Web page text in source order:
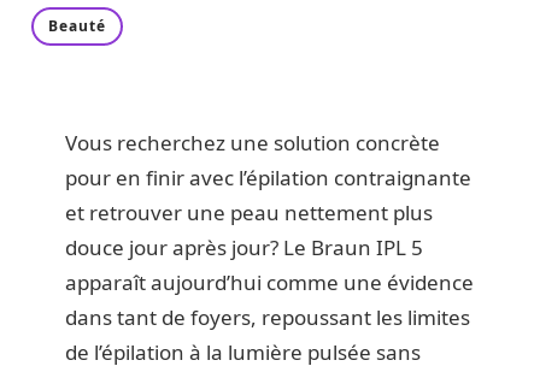
Beauté
Vous recherchez une solution concrète
pour en finir avec l’épilation contraignante
et retrouver une peau nettement plus
douce jour après jour? Le Braun IPL 5
apparaît aujourd’hui comme une évidence
dans tant de foyers, repoussant les limites
de l’épilation à la lumière pulsée sans